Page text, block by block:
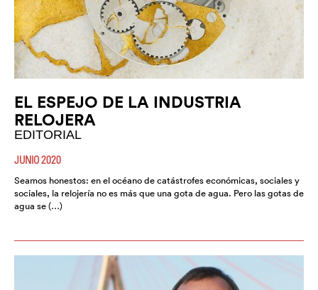
EL ESPEJO DE LA INDUSTRIA
RELOJERA
EDITORIAL
JUNIO 2020
Seamos honestos: en el océano de catástrofes económicas, sociales y
sociales, la relojería no es más que una gota de agua. Pero las gotas de
agua se (…)